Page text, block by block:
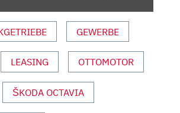
GEWERBE
LEASING OTTOMOTOR
ŠKODA OCTAVIA